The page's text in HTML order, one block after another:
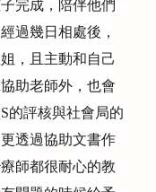
完成，陪伴他們
過幾日相處後，
，且主動和自己
助老師外，也會
的評核與社會局的
透過協助文書作
師都很耐心的教